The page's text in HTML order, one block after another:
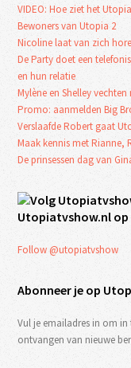
VIDEO: Hoe ziet het
Bewoners van Utopia 2
Nicoline laat van zich
De Party doet een
en hun relatie
Mylène en Shelley
Promo: aanmelden Big
Verslaafde Robert gaat
Maak kennis met Rianne,
De prinsessen dag van
Utopiatvshow.nl
Follow @utopiatvshow
Abonneer je op
Vul je emailadres in om
ontvangen van nieuwe